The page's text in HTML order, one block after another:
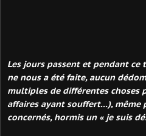
Les jours passent et pendant
ne nous a été faite, aucun
multiples de différentes choses
affaires ayant souffert...),
concernés, hormis un « je suis